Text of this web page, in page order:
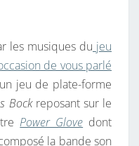
les musiques du jeu
de vous parlé
jeu de plate-forme
Bockreposant sur le
Power Glove dont
la bande son